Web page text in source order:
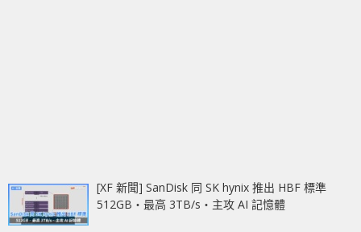
[XF 新聞] SanDisk 同 SK hynix 推出 HBF 標準
512GB‧最高 3TB/s‧主攻 AI 記憶體